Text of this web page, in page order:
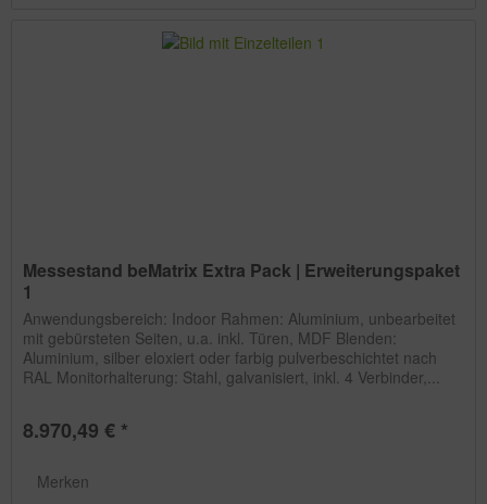
Messestand beMatrix Extra Pack | Erweiterungspaket
1
Anwendungsbereich: Indoor Rahmen: Aluminium, unbearbeitet
mit gebürsteten Seiten, u.a. inkl. Türen, MDF Blenden:
Aluminium, silber eloxiert oder farbig pulverbeschichtet nach
RAL Monitorhalterung: Stahl, galvanisiert, inkl. 4 Verbinder,...
8.970,49 € *
Merken